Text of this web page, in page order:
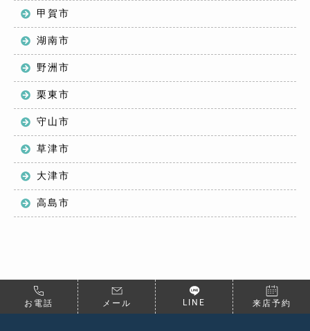
甲賀市
湖南市
野洲市
栗東市
守山市
草津市
大津市
高島市
お電話 メール LINE 来店予約